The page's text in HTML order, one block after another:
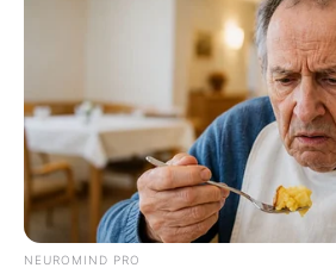
May 8, 2026
NEUROMIND PRO